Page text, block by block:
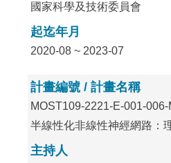
國家科學及技術委員會
起迄年月
2020-08 ~ 2023-07
計畫編號 / 計畫名稱
MOST109-2221-E-001-006-
半線性化非線性神經網路：
主持人